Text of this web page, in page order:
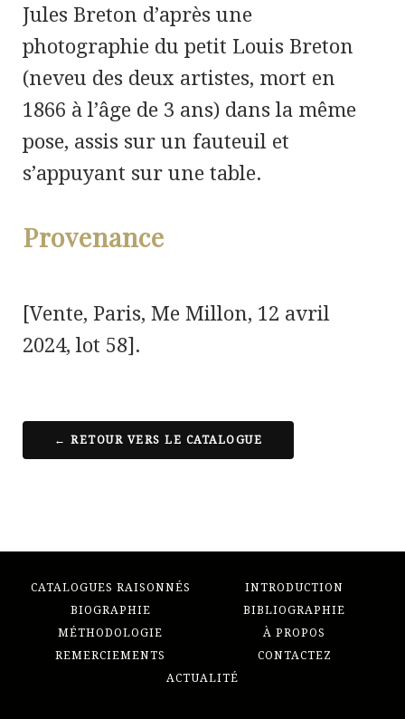
Jules Breton d’après une
photographie du petit Louis Breton
(neveu des deux artistes, mort en
1866 à l’âge de 3 ans) dans la même
pose, assis sur un fauteuil et
s’appuyant sur une table.
Provenance
[Vente, Paris, Me Millon, 12 avril
2024, lot 58].
← RETOUR VERS LE CATALOGUE
CATALOGUES RAISONNÉS
INTRODUCTION
BIOGRAPHIE
BIBLIOGRAPHIE
MÉTHODOLOGIE
À PROPOS
REMERCIEMENTS
CONTACTEZ
ACTUALITÉ